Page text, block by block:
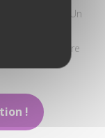
médicales. Un
poste de
en laboratoire
!